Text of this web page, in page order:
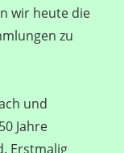
wir heute die
zu
und
Jahre
Erstmalig